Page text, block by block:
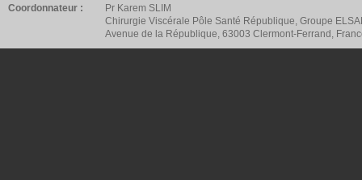
Coordonnateur :
Pr Karem SLIM
Chirurgie Viscérale Pôle Santé République, Groupe
Avenue de la République, 63003 Clermont-Ferrand,